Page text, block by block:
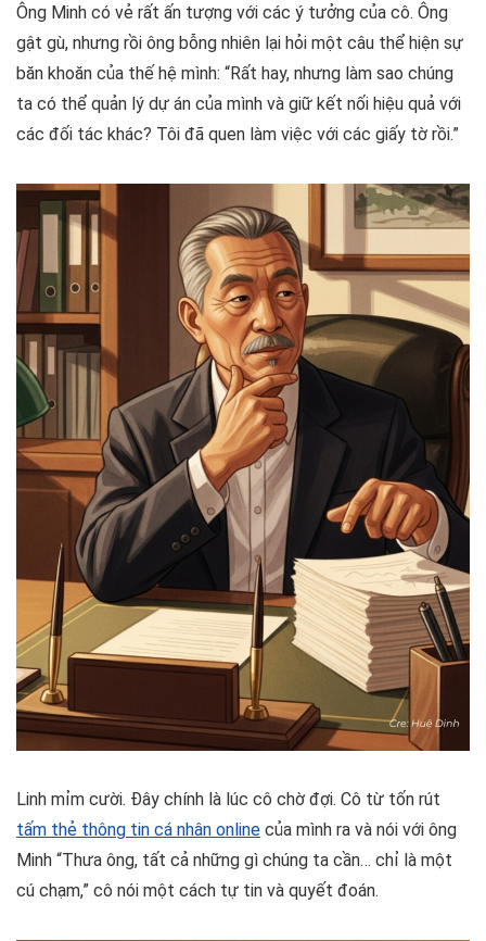
Ông Minh có vẻ rất ấn tượng với các ý tưởng của cô. Ông
gật gù, nhưng rồi ông bỗng nhiên lại hỏi một câu thể hiện sự
băn khoăn của thế hệ mình: “Rất hay, nhưng làm sao chúng
ta có thể quản lý dự án của mình và giữ kết nối hiệu quả với
các đối tác khác? Tôi đã quen làm việc với các giấy tờ rồi.”
Linh mỉm cười. Đây chính là lúc cô chờ đợi. Cô từ tốn rút
tấm thẻ thông tin cá nhân online của mình ra và nói với ông
Minh “Thưa ông, tất cả những gì chúng ta cần… chỉ là một
cú chạm,” cô nói một cách tự tin và quyết đoán.